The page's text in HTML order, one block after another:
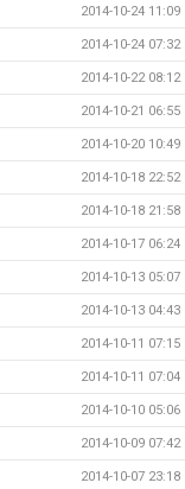
2014-10-24 11:09
2014-10-24 07:32
2014-10-22 08:12
2014-10-21 06:55
2014-10-20 10:49
2014-10-18 22:52
2014-10-18 21:58
2014-10-17 06:24
2014-10-13 05:07
2014-10-13 04:43
2014-10-11 07:15
2014-10-11 07:04
2014-10-10 05:06
2014-10-09 07:42
2014-10-07 23:18